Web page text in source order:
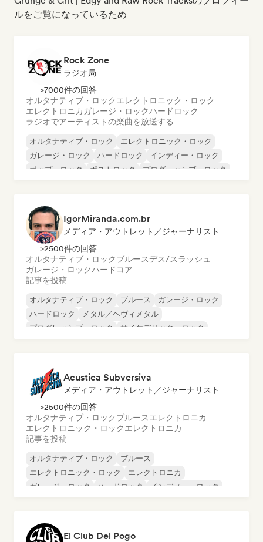
ルをご覧になっているため
Rock Zone
ラジオ局
>7000件の回答
オルタナティブ・ロックエレクトロニック・ロック
エレクトロニカガレージ・ロックハードロック
ラジオでアーティストの楽曲を放送する
オルタナティブ・ロック
エレクトロニック・ロック
ガレージ・ロック
ハードロック
インディー・ロック
ポップ・ロック
ポストロック プログレッシブ・ロック
IgorMiranda.com.br
メディア・アウトレット／ジャーナリスト
>2500件の回答
オルタナティブ・ロックブルースデス/スラッシュ
ガレージ・ロックハードコア
記事を投稿
オルタナティブ・ロック ブルース
ガレージ・ロック
ハードロック
メタル／ヘヴィメタル
プログレッシブ・ロック
サイケデリック・ロック
Acustica Subversiva
メディア・アウトレット／ジャーナリスト
>2500件の回答
オルタナティブ・ロックブルースエレクトロニカ
エレクトロニック・ロックエレクトロニカ
記事を投稿
オルタナティブ・ロック
ブルース
エレクトロニック・ロック
エレクトロニカ
ガレージ・ロック
ハードロック
インディー・ロック
El Club Del Pogo